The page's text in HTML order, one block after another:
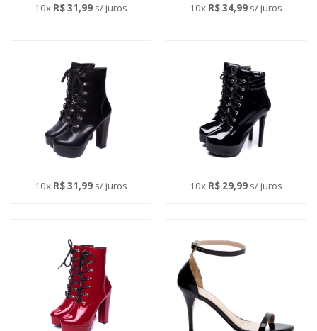
10x R$ 31,99s/ juros 10x R$ 34,99s/ juros
10x R$ 31,99s/ juros 10x R$ 29,99s/ juros